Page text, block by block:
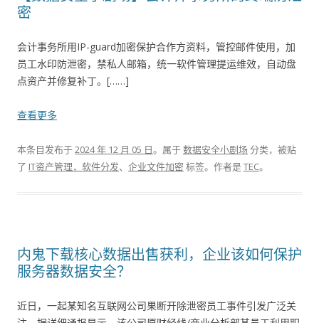
密
会计事务所用IP-guard加密保护合作方资料，管控邮件使用，加
员工水印防泄密，禁私人邮箱，统一软件管理提运维效，自动盘
点资产并修复补丁。[……]
查看更多
本条目发布于2024 年 12 月 05 日。属于数据安全小剧场分类，被贴
了 IT资产管理，软件分发、 企业文件加密标签。 作者是TEC。
内鬼下载核心数据出售获利，企业该如何保护
服务器数据安全？
近日，一起某知名互联网公司果断开除泄密员工事件引发广泛关